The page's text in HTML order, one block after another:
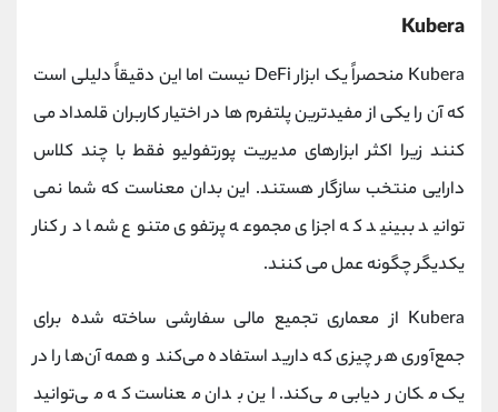
Kubera
Kubera منحصراً یک ابزار DeFi نیست اما این دقیقاً دلیلی است
که آن را یکی از مفیدترین پلتفرم ها در اختیار کاربران قلمداد می
کنند زیرا اکثر ابزارهای مدیریت پورتفولیو فقط با چند کلاس
دارایی منتخب سازگار هستند. این بدان معناست که شما نمی
توانید ببینید که اجزای مجموعه پرتفوی متنوع شما در کنار
یکدیگر چگونه عمل می کنند.
Kubera از معماری تجمیع مالی سفارشی ساخته شده برای
جمع‌آوری هر چیزی که دارید استفاده می‌کند و همه آن‌ها را در
یک مکان ردیابی می‌کند. این بدان معناست که می‌توانید